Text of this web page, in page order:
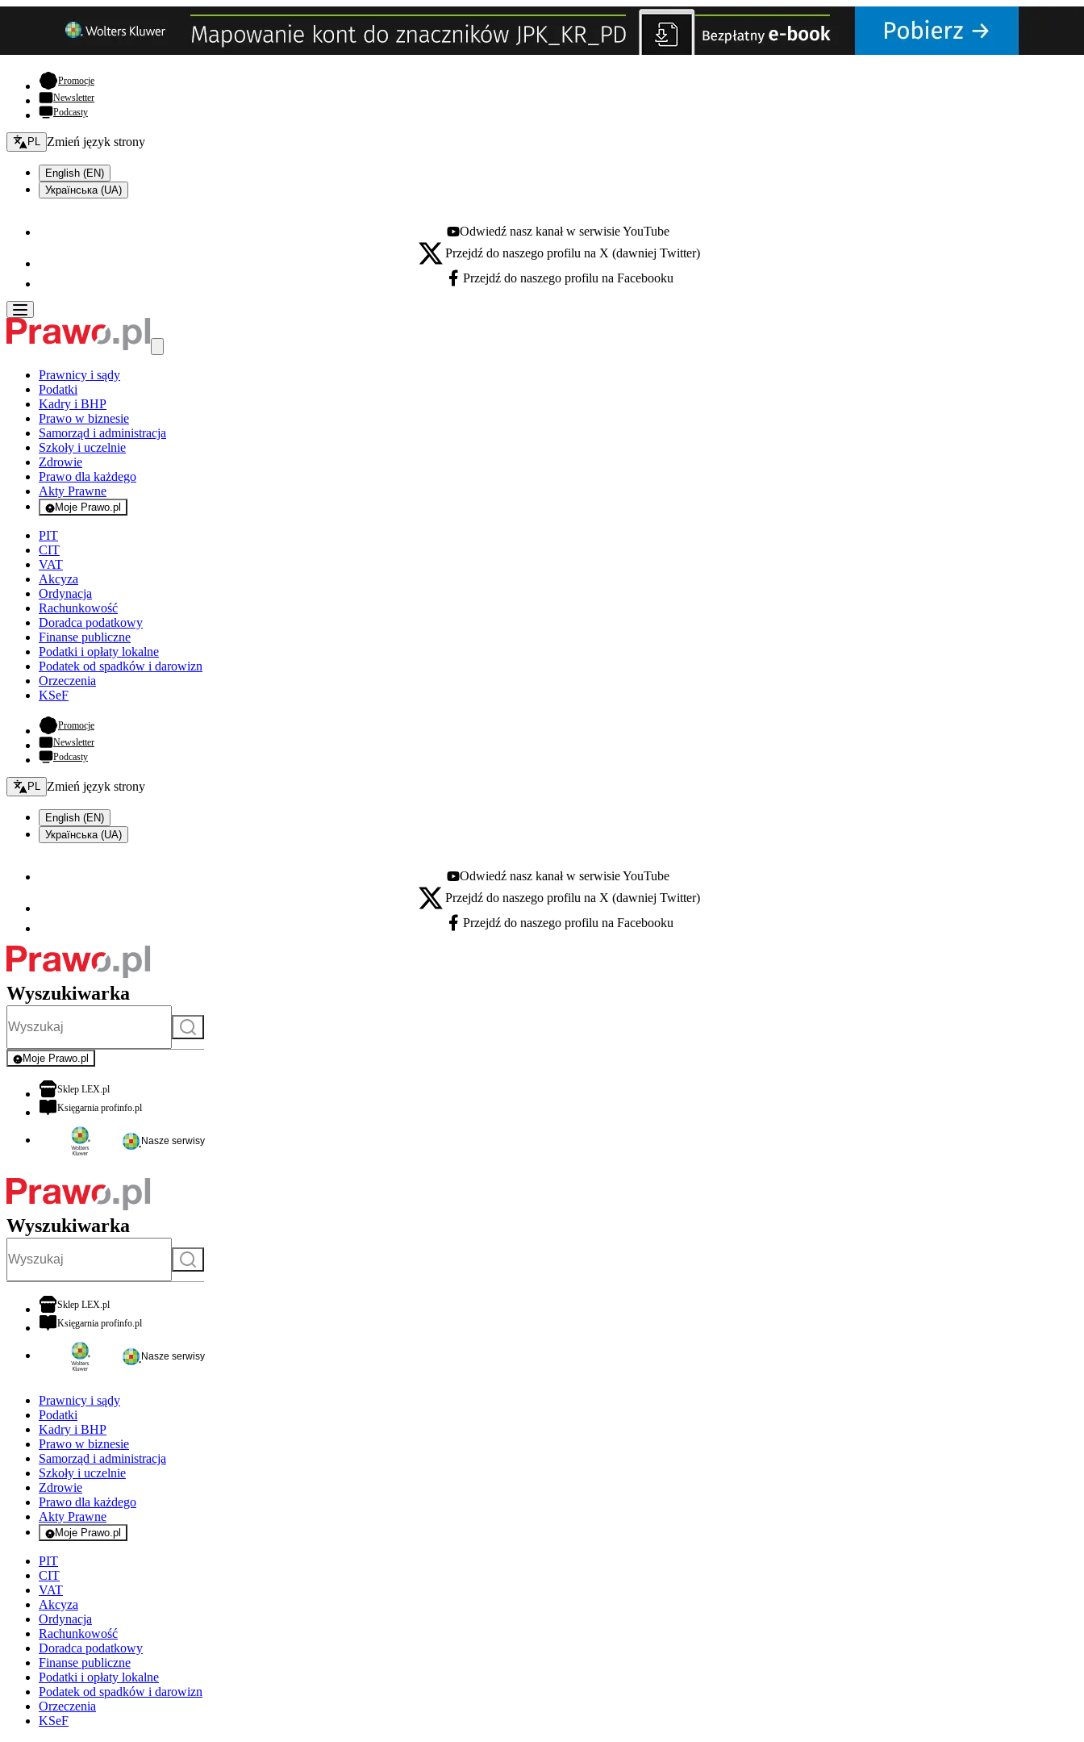
Promocje- otwiera się w nowej karcie
Newsletter
Podcasty
Zmień język - bieżący:
PL Zmień język strony
English (EN)
Українська (UA)
Youtube - otwiera się w nowej karcie
Odwiedź nasz kanał w serwisie YouTube
X - otwiera się w nowej karcie
Przejdź do naszego profilu na X (dawniej Twitter)
Facebook - otwiera się w nowej karcie
Przejdź do naszego profilu na Facebooku
Prawnicy i sądy
Podatki
Kadry i BHP
Prawo w biznesie
Samorząd i administracja
Szkoły i uczelnie
Zdrowie
Prawo dla każdego
Akty Prawne
Moje Prawo.pl
- rejestracja i logowanie do serwisu
PIT
CIT
VAT
Akcyza
Ordynacja
Rachunkowość
Doradca podatkowy
Finanse publiczne
Podatki i opłaty lokalne
Podatek od spadków i darowizn
Orzeczenia
KSeF
Promocje- otwiera się w nowej karcie
Newsletter
Podcasty
Zmień język - bieżący:
PL Zmień język strony
English (EN)
Українська (UA)
Youtube - otwiera się w nowej karcie
Odwiedź nasz kanał w serwisie YouTube
X - otwiera się w nowej karcie
Przejdź do naszego profilu na X (dawniej Twitter)
Facebook - otwiera się w nowej karcie
Przejdź do naszego profilu na Facebooku
Wyszukiwarka
Szukaj
Moje Prawo.pl
- rejestracja i logowanie do serwisu
Sklep LEX.plotwiera się w nowej karcie
Księgarnia profinfo.plotwiera się w nowej karcie
Nasze serwisy
Wyszukiwarka
Szukaj
Sklep LEX.plotwiera się w nowej karcie
Księgarnia profinfo.plotwiera się w nowej karcie
Nasze serwisy
Prawnicy i sądy
Podatki
Kadry i BHP
Prawo w biznesie
Samorząd i administracja
Szkoły i uczelnie
Zdrowie
Prawo dla każdego
Akty Prawne
Moje Prawo.pl
- rejestracja i logowanie do serwisu
PIT
CIT
VAT
Akcyza
Ordynacja
Rachunkowość
Doradca podatkowy
Finanse publiczne
Podatki i opłaty lokalne
Podatek od spadków i darowizn
Orzeczenia
KSeF